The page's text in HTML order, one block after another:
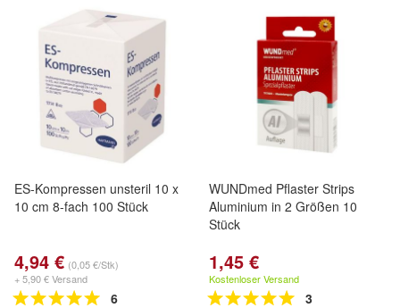
ES-Kompressen unsteril 10 x
10 cm 8-fach 100 Stück
4,94 € (0,05 €/Stk)
+ 5,90 € Versand
6
WUNDmed Pflaster Strips
Aluminium in 2 Größen 10
Stück
1,45 €
Kostenloser Versand
3